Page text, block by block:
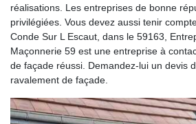
réalisations. Les entreprises de bonne
privilégiées. Vous devez aussi tenir
Conde Sur L Escaut, dans le 59163,
Maçonnerie 59 est une entreprise à
de façade réussi. Demandez-lui un devis
ravalement de façade.